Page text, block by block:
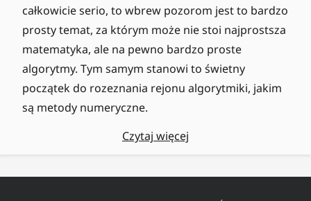
całkowicie serio, to wbrew pozorom jest to bardzo
prosty temat, za którym może nie stoi najprostsza
matematyka, ale na pewno bardzo proste
algorytmy. Tym samym stanowi to świetny
początek do rozeznania rejonu algorytmiki, jakim
są metody numeryczne.
Czytaj więcej